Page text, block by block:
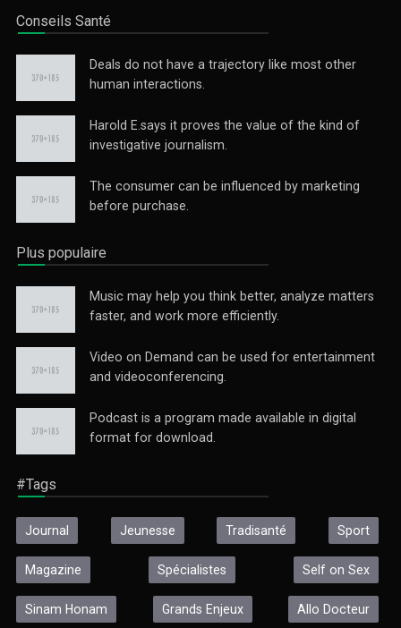
Conseils Santé
Deals do not have a trajectory like most other
human interactions.
Harold E.says it proves the value of the kind of
investigative journalism.
The consumer can be influenced by marketing
before purchase.
Plus populaire
Music may help you think better, analyze matters
faster, and work more efficiently.
Video on Demand can be used for entertainment
and videoconferencing.
Podcast is a program made available in digital
format for download.
#Tags
Journal Jeunesse Tradisanté Sport
Magazine Spécialistes Self on Sex
Sinam Honam Grands Enjeux Allo Docteur